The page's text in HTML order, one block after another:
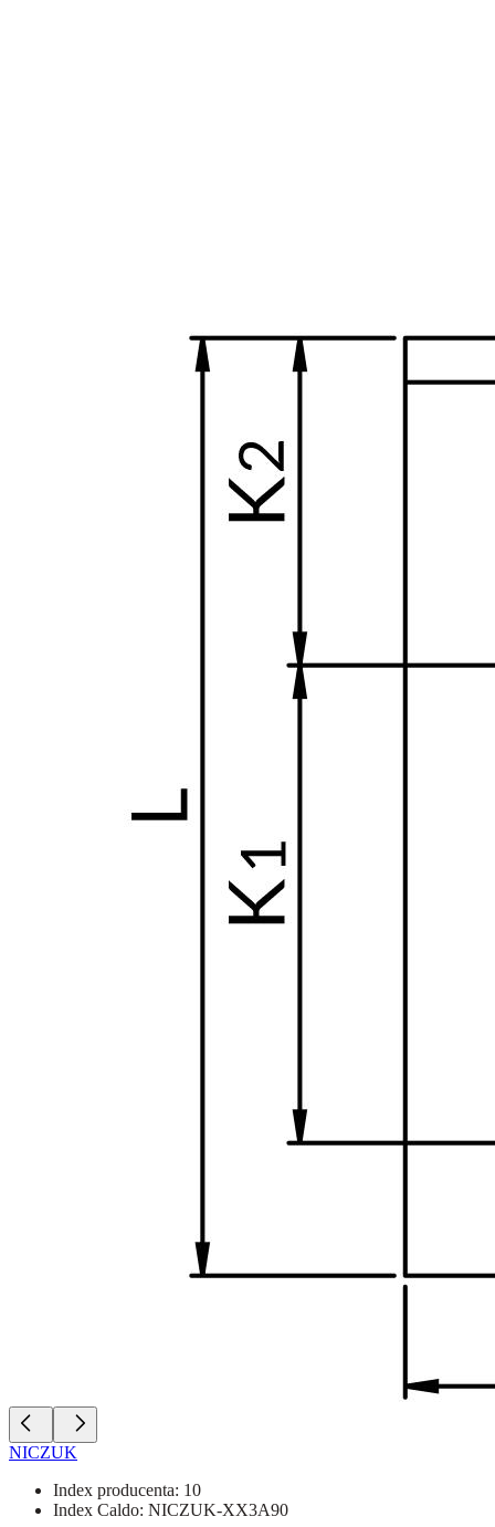
NICZUK
Index producenta: 10
Index Caldo: NICZUK-XX3A90